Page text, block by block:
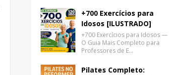
+700 Exercícios para
Idosos [ILUSTRADO]
+700 Exercícios para Idosos —
O Guia Mais Completo para
Professores de E…
Pilates Completo: